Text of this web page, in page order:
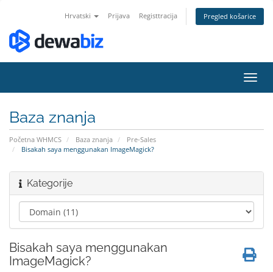
Hrvatski Prijava Registtracija Pregled košarice
Baza znanja
Početna WHMCS Baza znanja
Pre-Sales
Bisakah saya menggunakan ImageMagick?
Kategorije
Bisakah saya menggunakan
ImageMagick?